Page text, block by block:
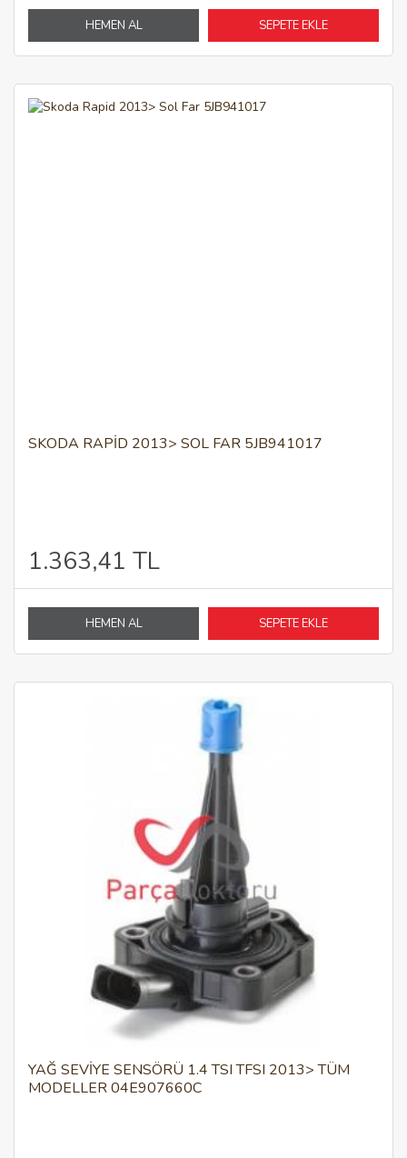
HEMEN AL SEPETE EKLE
SKODA RAPID 2013> SOL FAR 5JB941017
1.363,41 TL
HEMEN AL SEPETE EKLE
YAĞ SEVIYE SENSÖRÜ 1.4 TSI TFSI 2013> TÜM
MODELLER 04E907660C